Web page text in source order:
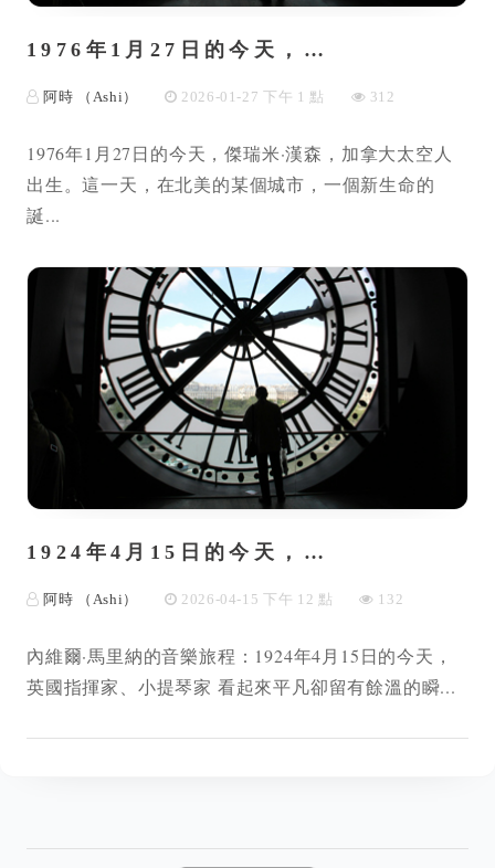
1976年1月27日的今天，…
阿時 （Ashi） 2026-01-27 下午 1 點 312
1976年1月27日的今天，傑瑞米·漢森，加拿大太空人
出生。這一天，在北美的某個城市，一個新生命的
誕...
1924年4月15日的今天，…
阿時 （Ashi） 2026-04-15 下午 12 點 132
內維爾·馬里納的音樂旅程：1924年4月15日的今天，
英國指揮家、小提琴家 看起來平凡卻留有餘溫的瞬...